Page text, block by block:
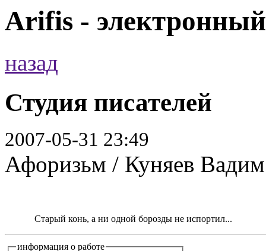
Arifis -
назад
Студия писателей
2007-05-31 23:49
Афоризьм / Куняев
Старый конь, а ни одной борозды не испортил...
информация о работе